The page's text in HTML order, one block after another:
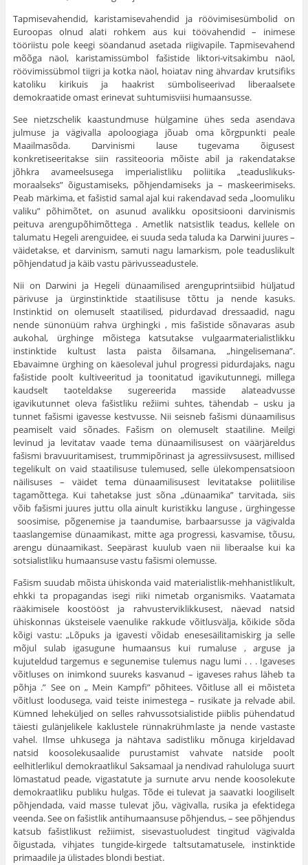
Tapmisevahendid, karistamisevahendid ja röövimisesümbolid on
Euroopas olnud alati rohkem aus kui töövahendid – inimese
tööriistu pole keegi söandanud asetada riigivapile. Tapmisevahend
mõõga näol, karistamissümbol fašistide liktori-vitsakimbu näol,
röövimissübmol tiigri ja kotka näol, hoiatav ning ähvardav krutsifiks
katoliku kirikuis ja haakrist sümboliseerivad liberaalsete
demokraatide omast erinevat suhtumisviisi humaansusse.
See nietzschelik kaastundmuse hülgamine ühes seda asendava
julmuse ja vägivalla apoloogiaga jõuab oma kõrgpunkti peale
Maailmasõda. Darvinismi lause tugevama õigusest
konkretiseeritakse siin rassiteooria mõiste abil ja rakendatakse
jõhkra avameelsusega imperialistliku poliitika „teaduslikuks-
moraalseks” õigustamiseks, põhjendamiseks ja – maskeerimiseks.
Peab märkima, et fašistid samal ajal kui rakendavad seda „loomuliku
valiku” põhimõtet, on asunud avalikku opositsiooni darvinismis
peituva аrengupõhimõttega . Ametlik natsistlik teadus, kellele on
talumatu Hegeli arenguidee, ei suuda seda taluda ka Darwini juures –
väidetakse, et darvinism, samuti nagu lamarkism, pole teaduslikult
põhjendatud ja käib vastu pärivusseadustele.
Nii on Darwini ja Hegeli dünaamilised arenguprintsiibid hüljatud
pärivuse ja ürginstinktide staatilisuse tõttu ja nende kasuks.
Instinktid on olemuselt staatilised, pidurdavad dressaadid, nagu
nende sünonüüm rahva ürghingki , mis fašistide sõnavaras asub
aukohal, ürghinge mõistega katsutakse vulgaarmaterialistlikku
instinktide kultust lasta paista õilsamana, „hingelisemana”.
Ebavaimne ürghing on käesoleval juhul progressi pidurdajaks, nagu
fašistide poolt kultiveeritud ja toonitatud igavikutunnegi, millega
kaudselt taoteldakse sugereerida masside alateadvusse
igavikutunnet oleva fašistliku režiimi suhtes, tähendab – usku ja
tunnet fašismi igavesse kestvusse. Nii seisneb fašismi dünaamilisus
peamiselt vaid sõnades. Fašism on olemuselt staatiline. Meilgi
levinud ja levitatav vaade tema dünaamilisusest on väärjäreldus
fašismi bravuuritamisest, trummipõrinast ja agressiivsusest, millised
tegelikult on vaid staatilisuse tulemused, selle ülekompensatsioon
näilisuses – väidet tema dünaamilisusest levitatakse poliitilise
tagamõttega. Kui tahetakse just sõna „dünaamika” tarvitada, siis
võib fašismi juures juttu olla ainult kuristikku languse , ürghingesse
soosimise, põgenemise ja taandumise, barbaarsusse ja vägivalda
taaslangemise dünaamikast, mitte aga progressi, kasvamise, tõusu,
arengu dünaamikast. Seepärast kuulub vaen nii liberaalse kui ka
sotsialistliku humaansuse vastu fašismi olemusse.
Fašism suudab mõista ühiskonda vaid materialistlik-mehhanistlikult,
ehkki ta propagandas isegi riiki nimetab organismiks. Vaatamata
rääkimisele koostööst ja rahvusterviklikkusest, näevad natsid
ühiskonnas üksteisele vaenulike rakkude võitlusvälja, kõikide sõda
kõigi vastu: „Lõpuks ja igavesti võidab enesesäilitamiskirg ja selle
mõjul sulab igasugune humaansus kui rumaluse , arguse ja
kujuteldud targemus e segunemise tulemus nagu lumi . . . Igaveses
võitluses on inimkond suureks kasvanud – igaveses rahus läheb ta
põhja .” See on „ Mein Kampfi” põhitees. Võitluse all ei mõisteta
võitlust loodusega, vaid teiste inimestega – rusikate ja relvade abil.
Kümned leheküljed on selles rahvussotsialistide piiblis pühendatud
täiesti gulänjelikele kaklustele rünnakrühmlaste ja nende vastaste
vahel. Ilmse uhkusega ja nähtava sadistliku mõnuga kirjeldavad
natsid koosolekusaalide purustamist vahvate natside poolt
eelhitlerlikul demokraatlikul Saksamaal ja nendivad rahuloluga suurt
lömastatud peade, vigastatute ja surnute arvu nende koosolekute
demokraatliku publiku hulgas. Tõde ei tulevat ja saavatki loogiliselt
põhjendada, vaid masse tulevat jõu, vägivalla, rusika ja efektidega
veenda. See on fašistlik antihumaansuse põhjendus, – see põhjendus
katsub fašistlikust režiimist, sisevastuoludest tingitud vägivalda
õigustada, vihjates tungide-kirgede taltsutamatusele, instinktide
primaadile ja ülistades blondi bestiat.